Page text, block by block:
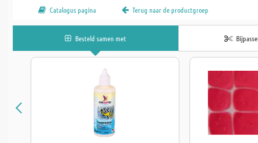
Catalogus pagina Terug naar de productgroep
Besteld samen met